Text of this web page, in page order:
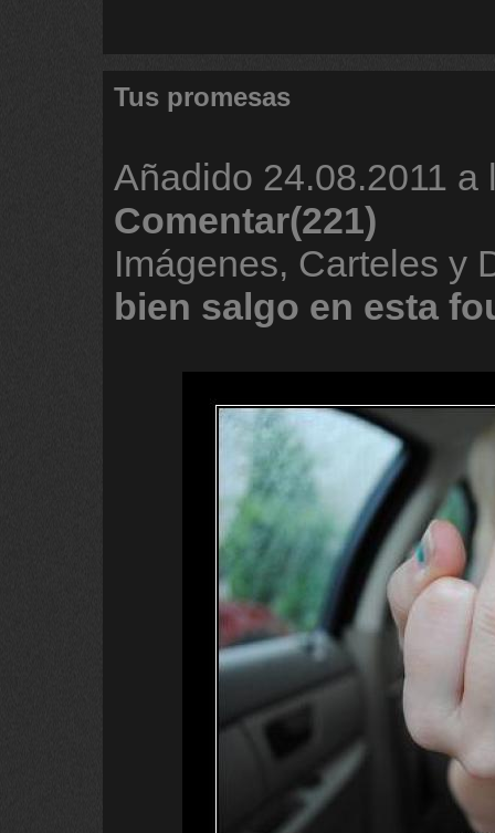
Tus promesas
Añadido 24.08.2011 a
Comentar(221)
Imágenes, Carteles y
bien salgo en esta